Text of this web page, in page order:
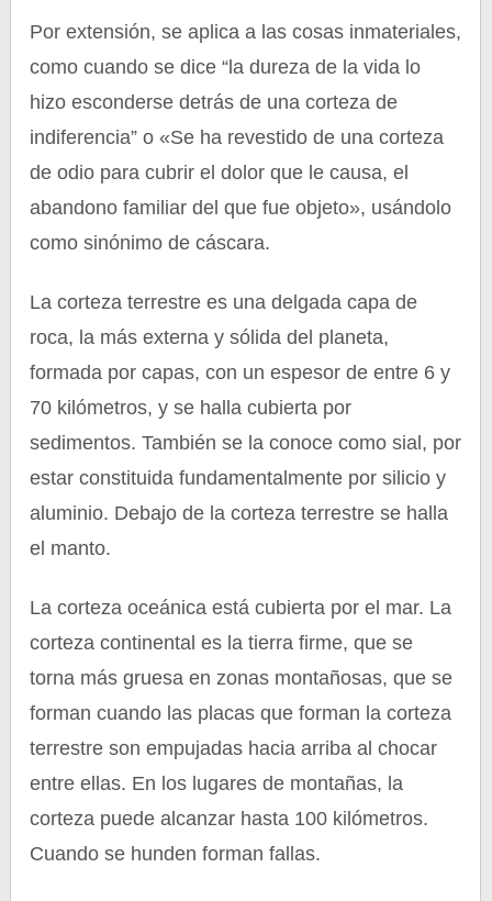
Por extensión, se aplica a las cosas inmateriales,
como cuando se dice “la dureza de la vida lo
hizo esconderse detrás de una corteza de
indiferencia” o «Se ha revestido de una corteza
de odio para cubrir el dolor que le causa, el
abandono familiar del que fue objeto», usándolo
como sinónimo de cáscara.
La corteza terrestre es una delgada capa de
roca, la más externa y sólida del planeta,
formada por capas, con un espesor de entre 6 y
70 kilómetros, y se halla cubierta por
sedimentos. También se la conoce como sial, por
estar constituida fundamentalmente por silicio y
aluminio. Debajo de la corteza terrestre se halla
el manto.
La corteza oceánica está cubierta por el mar. La
corteza continental es la tierra firme, que se
torna más gruesa en zonas montañosas, que se
forman cuando las placas que forman la corteza
terrestre son empujadas hacia arriba al chocar
entre ellas. En los lugares de montañas, la
corteza puede alcanzar hasta 100 kilómetros.
Cuando se hunden forman fallas.